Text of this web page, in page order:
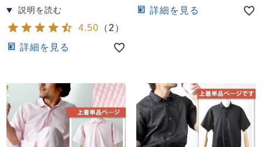
春 夏 秋 冬
すべてのキッ
ズ
パジャマ
4.50 （ 2 ）
詳細を見る
詳細を見る